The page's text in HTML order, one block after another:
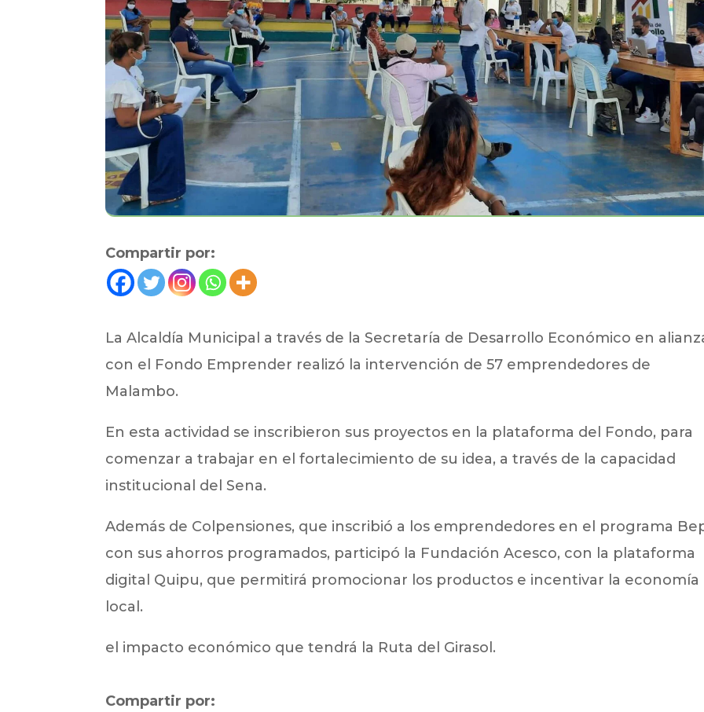
Compartir por:
La Alcaldía Municipal a través de la Secretaría de Desarrollo Económico en
con el Fondo Emprender realizó la intervención de 57 emprendedores de
Malambo.
En esta actividad se inscribieron sus proyectos en la plataforma del Fondo, para
comenzar a trabajar en el fortalecimiento de su idea, a través de la capacidad
institucional del Sena.
Además de Colpensiones, que inscribió a los emprendedores en el programa
con sus ahorros programados, participó la Fundación Acesco, con la plataforma
digital Quipu, que permitirá promocionar los productos e incentivar la economía
local.
el impacto económico que tendrá la Ruta del Girasol.
Compartir por: